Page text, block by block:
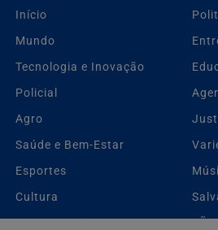
Início
Mundo
Tecnologia e Inovação
Policial
Agro
Saúde e Bem-Estar
Esportes
Cultura
Gastronomia